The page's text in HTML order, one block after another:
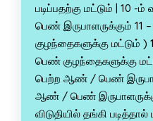
படிப்பதற்கு மட்டும் | 10 -
பெண் இருபாளருக்கும் 11
குழந்தைகளுக்கு மட்டும் )
பெண் குழந்தைகளுக்கு
பெற்ற ஆண் / பெண்
ஆண் / பெண்
விடுதியில் தங்கி